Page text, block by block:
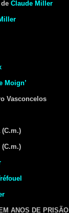
de Claude Miller
Moign’
Vasconcelos
ANOS DE PRISÃO